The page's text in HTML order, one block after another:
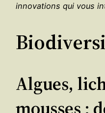
innovations qui vous
Algues,
mousses :